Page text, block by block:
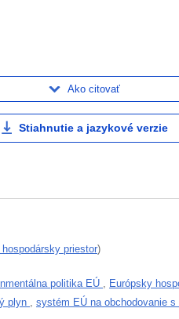
Ako citovať
Stiahnutie a jazykové verzie
hospodársky priestor)
politika EÚ , Európsky
plyn , systém EÚ na obchodovanie s